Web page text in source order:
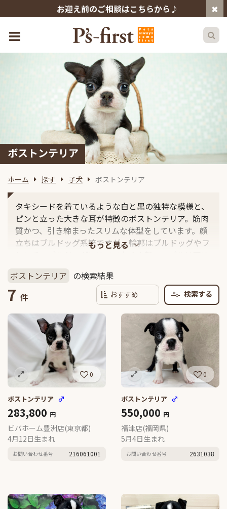
お迎え前のご相談はこちらから♪
ボストンテリア
ホーム 探す 子犬 ボストンテリア
タキシードを着ているような白と黒の独特な模様と、
ピンと立った大きな耳が特徴のボストンテリア。筋肉
質かつ、引き締まったスリムな体型をしています。顔
立ちはブルドッグ系統ですが、輪郭はブルドッグやフ
11kg、体高は38〜43cmと幅のある犬種のため、ジャ
パン・ケンネル・クラブ（JKC）では、体重別に３サ
イズ（6.8kg未満）、ミディアム（～9kg）、ヘビー
（9～11.35kg）に分類されています。カラーとして
は、白と黒の2色の「タキシードカラー」が有名です
が、その他にもブラウンやレッドが混ざっていたりな
ど、色の入り方によって細かく分けられており、合計
7色ほど存在しているといわれています。
ボストンテリア の検索結果
7 件 検索する
0
ボストンテリア ♂
283,800 円
ビバホーム豊洲店(東京都)
4月12日生まれ
お問い合わせ番号 216061001
0
ボストンテリア ♂
550,000 円
福津店(福岡県)
5月4日生まれ
お問い合わせ番号 2631038